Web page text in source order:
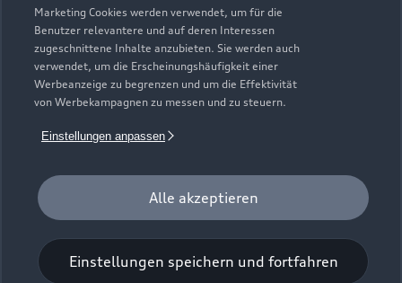
Marketing Cookies werden verwendet, um für die
Benutzer relevantere und auf deren Interessen
zugeschnittene Inhalte anzubieten. Sie werden auch
verwendet, um die Erscheinungshäufigkeit einer
Werbeanzeige zu begrenzen und um die Effektivität
von Werbekampagnen zu messen und zu steuern.
Einstellungen anpassen
Alle akzeptieren
Einstellungen speichern und fortfahren
Geschäftskunden
Audi digital services
myAudi
Audi Code
Häufige Fragen (FAQ)
Audi Online Beratung
Online-Terminvereinbarung
Servicekontakt
Bordbuch & Bedienungsanleitungen
Verträge kündigen
Unternehmen
Karriere
Investor Relations
Audi erleben
© 2026 AUDI AG. Alle Rechte vorbehalten
Impressum Rechtliches
Cookie-Richtlinie
Digital Services Act
EU Data Act